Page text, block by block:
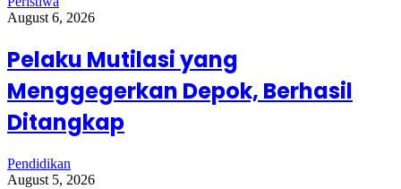
August 6, 2026
Pelaku Mutilasi yang
Menggegerkan Depok, Berhasil
Ditangkap
Pendidikan
August 5, 2026